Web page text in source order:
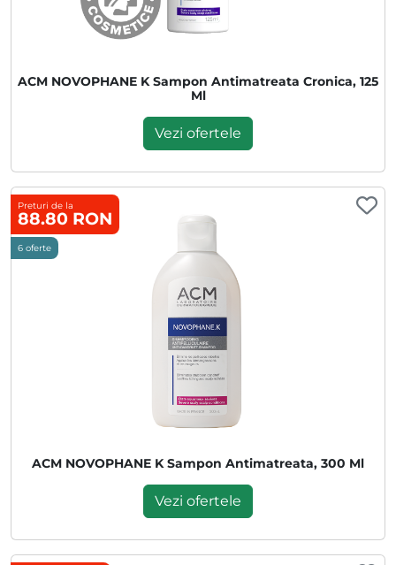
ACM NOVOPHANE K Sampon Antimatreata Cronica, 125
Ml
Vezi ofertele
ACM NOVOPHANE K Sampon Antimatreata, 300 Ml
Preturi de la
88.80 RON
6 oferte
Vezi ofertele